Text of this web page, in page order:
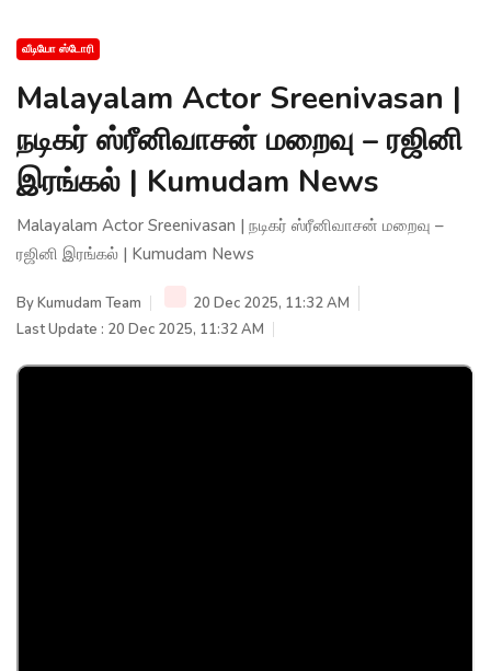
வீடியோ ஸ்டோரி
Malayalam Actor Sreenivasan |
நடிகர் ஸ்ரீனிவாசன் மறைவு – ரஜினி
இரங்கல் | Kumudam News
Malayalam Actor Sreenivasan | நடிகர் ஸ்ரீனிவாசன் மறைவு –
ரஜினி இரங்கல் | Kumudam News
ByKumudam Team
20 Dec 2025, 11:32 AM
Last Update : 20 Dec 2025, 11:32 AM